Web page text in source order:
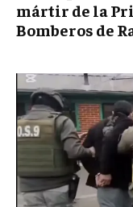
mártir de la
Bomberos de